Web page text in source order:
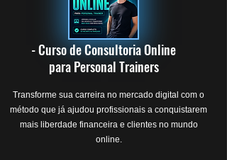
- Curso de Consultoria Online
para Personal Trainers
Transforme sua carreira no mercado digital com o
método que já ajudou profissionais a conquistarem
mais liberdade financeira e clientes no mundo
online.